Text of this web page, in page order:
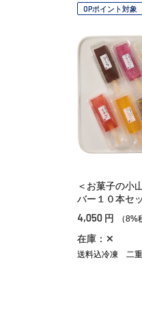
OPポイント対象
＜お菓子の小
バー１０本セ
4,050 円 （8%
在庫：✕
送料込冷凍 二